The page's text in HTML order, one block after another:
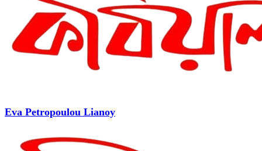
Eva Petropoulou Lianoy